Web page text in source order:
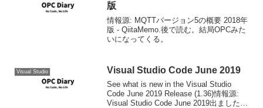
版
情報源: MQTTバージョン5の概要 2018年
版 - QiitaMemo.後で読む。結局OPCみた
いになってくる。
Visual Studio Visual Studio Code June 2019
See what is new in the Visual Studio
Code June 2019 Release (1.36)情報源:
Visual Studio Code June 2019出ました。